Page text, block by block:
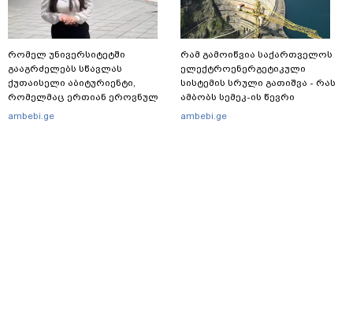
რომელ უნივერსიტეტში
გააგრძელებს სწავლას
ქუთაისელი აბიტურიენტი,
რომელმაც ერთიან ეროვნულ
გამოცდებზე, ყველა საგანში
ambebi.ge
რამ გამოიწვია საქართველოს
ელექტროენერგეტიკული
სისტემის სრული გათიშვა - რას
ამბობს სემეკ-ის წევრი
ambebi.ge